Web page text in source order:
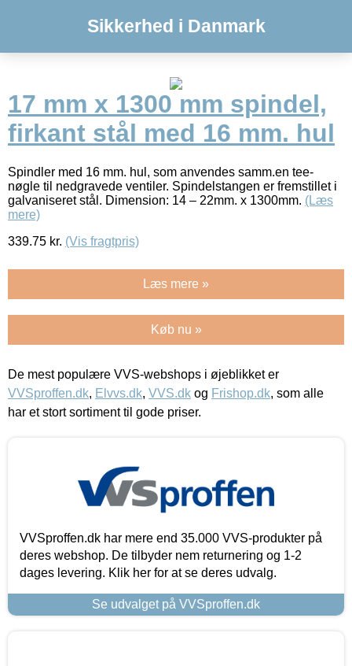
Sikkerhed i Danmark
17 mm x 1300 mm spindel,
firkant stål med 16 mm. hul
Spindler med 16 mm. hul, som anvendes samm.en tee-
nøgle til nedgravede ventiler. Spindelstangen er fremstillet i
galvaniseret stål. Dimension: 14 – 22mm. x 1300mm. (Læs
mere)
339.75 kr. (Vis fragtpris)
Læs mere »
Køb nu »
De mest populære VVS-webshops i øjeblikket er
VVSproffen.dk, Elvvs.dk, VVS.dk og Frishop.dk, som alle
har et stort sortiment til gode priser.
VVSproffen.dk har mere end 35.000 VVS-produkter på
deres webshop. De tilbyder nem returnering og 1-2
dages levering. Klik her for at se deres udvalg.
Se udvalget på VVSproffen.dk